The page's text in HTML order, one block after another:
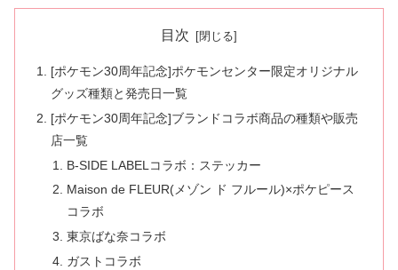
目次
[ポケモン30周年記念]ポケモンセンター限定オリジナル
グッズ種類と発売日一覧
[ポケモン30周年記念]ブランドコラボ商品の種類や販売
店一覧
B-SIDE LABELコラボ：ステッカー
Maison de FLEUR(メゾン ド フルール)×ポケピース
コラボ
東京ばな奈コラボ
ガストコラボ